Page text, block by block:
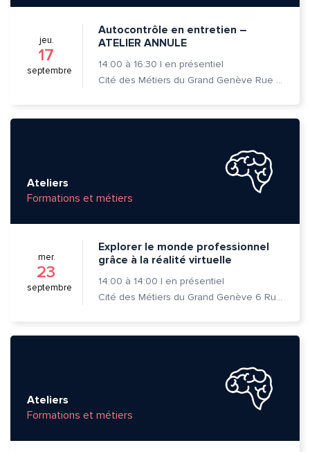
jeu.
17
septembre
Autocontrôle en entretien –
ATELIER ANNULE
14:00 à 16:30 | en présentiel
Cité des Métiers du Grand Genève Rue Prévost-Martin 6 1205 Genève
Ateliers
Formations et métiers
mer.
23
septembre
Explorer le monde professionnel
grâce à la réalité virtuelle
14:00 à 14:00 | en présentiel
Cité des Métiers du Grand Genève 6 Rue Prévost-Martin 1205 Genève
Ateliers
Formations et métiers
Message*
Commentaire*